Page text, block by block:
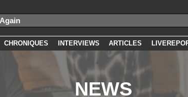
CHRONIQUES INTERVIEWS ARTICLES
NEWS